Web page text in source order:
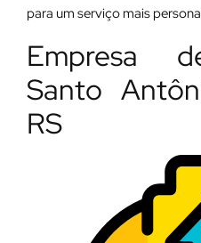
para um serviço mais
Empresa
Santo
RS